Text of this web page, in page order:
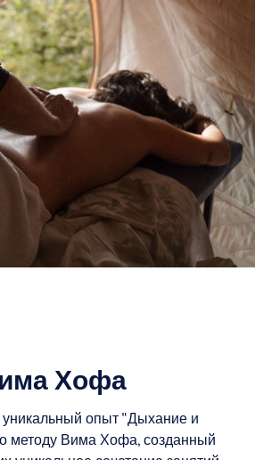
Хофа
опыт "Дыхание и
методу Вима Хофа, созданный